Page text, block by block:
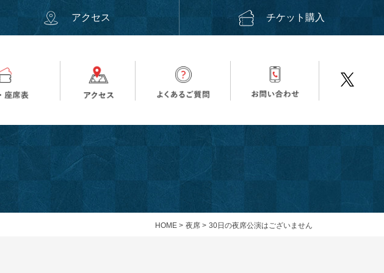
アクセス チケット購入
HOME > 夜席 > 30日の夜席公演はございません